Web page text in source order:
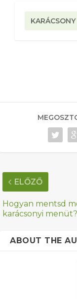
KARÁCSONY
ELŐZŐ
Hogyan mentsd
karácsonyi menüt?
ABOUT THE